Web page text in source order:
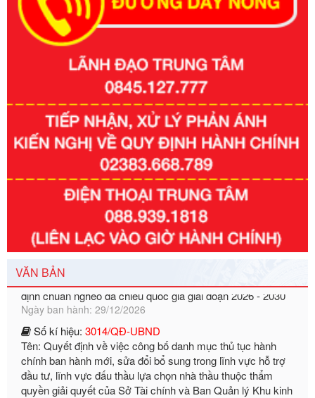
VĂN BẢN
Số kí hiệu:351/2025/NĐ-CP
Tên: Nghị định số 351/2025/NĐ-CP của Chính phủ: Quy
định chuẩn nghèo đa chiều quốc gia giai đoạn 2026 - 2030
Ngày ban hành: 29/12/2026
Số kí hiệu:3014/QĐ-UBND
Tên: Quyết định về việc công bố danh mục thủ tục hành
chính ban hành mới, sửa đổi bổ sung trong lĩnh vực hỗ trợ
đầu tư, lĩnh vực đấu thầu lựa chọn nhà thầu thuộc thẩm
quyền giải quyết của Sở Tài chính và Ban Quản lý Khu kinh
tế Đông Nam Nghệ An
Ngày ban hành: 23/09/2026